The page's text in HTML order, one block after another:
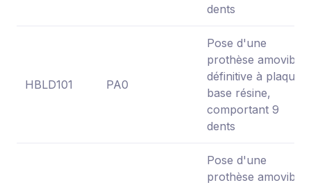
dents
HBLD101 PA0
Pose d'une
prothèse amovible
définitive à plaque
base résine,
comportant 9
dents
Pose d'une
prothèse amovible